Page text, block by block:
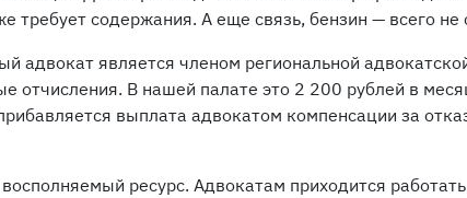
требует содержания. А еще связь, бензин — всего не
адвокат является членом региональной
отчисления. В нашей палате это 2 200 рублей в
выплата адвокатом компенсации за
ресурс. Адвокатам приходится